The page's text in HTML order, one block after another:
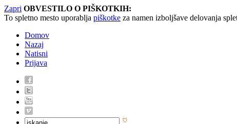
Zapri OBVESTILO O PIŠKOTKIH:
To spletno mesto uporablja piškotke za namen izboljšave delovanja
Domov
Nazaj
Natisni
Prijava